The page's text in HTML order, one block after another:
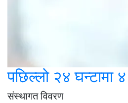
पछिल्लो २४ घन्टामा
संस्थागत विवरण